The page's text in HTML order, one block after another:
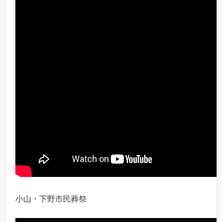
小山・下野市民葬祭